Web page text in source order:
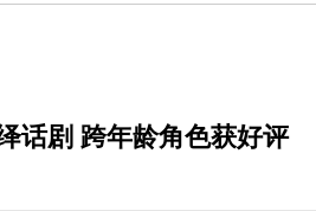
话剧 跨年龄角色获好评